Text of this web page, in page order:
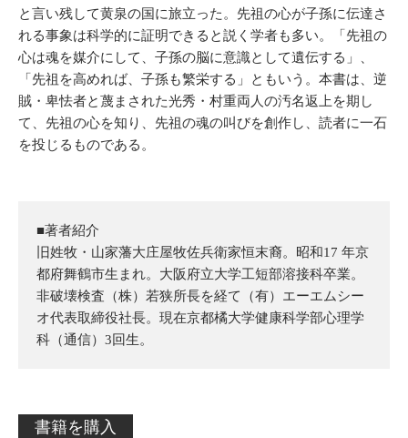
と言い残して黄泉の国に旅立った。先祖の心が子孫に伝達さ
れる事象は科学的に証明できると説く学者も多い。「先祖の
心は魂を媒介にして、子孫の脳に意識として遺伝する」、
「先祖を高めれば、子孫も繁栄する」ともいう。本書は、逆
賊・卑怯者と蔑まされた光秀・村重両人の汚名返上を期し
て、先祖の心を知り、先祖の魂の叫びを創作し、読者に一石
を投じるものである。
■著者紹介
旧姓牧・山家藩大庄屋牧佐兵衛家恒末裔。昭和17 年京
都府舞鶴市生まれ。大阪府立大学工短部溶接科卒業。
非破壊検査（株）若狭所長を経て（有）エーエムシー
オ代表取締役社長。現在京都橘大学健康科学部心理学
科（通信）3回生。
書籍を購入